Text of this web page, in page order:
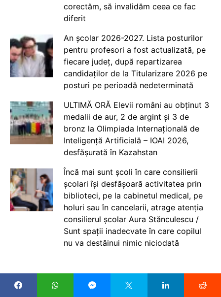
corectăm, să invalidăm ceea ce fac
diferit
An școlar 2026-2027. Lista posturilor
pentru profesori a fost actualizată, pe
fiecare județ, după repartizarea
candidaților de la Titularizare 2026 pe
posturi pe perioadă nedeterminată
ULTIMĂ ORĂ Elevii români au obținut 3
medalii de aur, 2 de argint și 3 de
bronz la Olimpiada Internațională de
Inteligență Artificială – IOAI 2026,
desfășurată în Kazahstan
Încă mai sunt școli în care consilierii
școlari își desfășoară activitatea prin
biblioteci, pe la cabinetul medical, pe
holuri sau în cancelarii, atrage atenția
consilierul școlar Aura Stănculescu /
Sunt spații inadecvate în care copilul
nu va destăinui nimic niciodată
CELE MAI NOI